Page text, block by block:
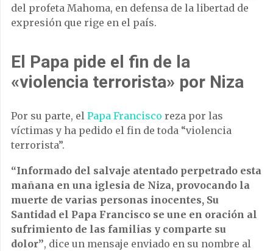
del profeta Mahoma, en defensa de la libertad de
expresión que rige en el país.
El Papa pide el fin de la
«violencia terrorista» por Niza
Por su parte, el Papa Francisco reza por las
víctimas y ha pedido el fin de toda “violencia
terrorista”.
“Informado del salvaje atentado perpetrado esta
mañana en una iglesia de Niza, provocando la
muerte de varias personas inocentes, Su
Santidad el Papa Francisco se une en oración al
sufrimiento de las familias y comparte su
dolor”, dice un mensaje enviado en su nombre al